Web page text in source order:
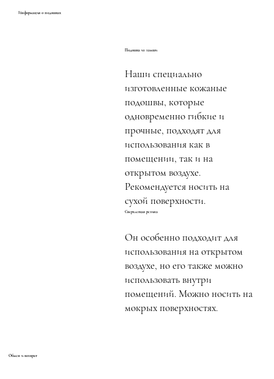
Информация о подошвах
Подошва из замши
Сверхлегкая резина
Обмен и возврат
Он особенно подходит для
использования на открытом
воздухе, но его также можно
использовать внутри
помещений. Можно носить на
мокрых поверхностях.
Наши специально
изготовленные кожаные
подошвы, которые
одновременно гибкие и
прочные, подходят для
использования как в
помещении, так и на
открытом воздухе.
Рекомендуется носить на
сухой поверхности.